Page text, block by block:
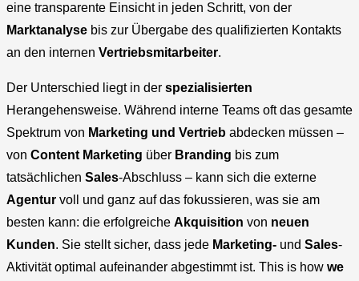
eine transparente Einsicht in jeden Schritt, von der
Marktanalyse bis zur Übergabe des qualifizierten Kontakts
an den internen Vertriebsmitarbeiter.
Der Unterschied liegt in der spezialisierten
Herangehensweise. Während interne Teams oft das gesamte
Spektrum von Marketing und Vertrieb abdecken müssen –
von Content Marketing über Branding bis zum
tatsächlichen Sales-Abschluss – kann sich die externe
Agentur voll und ganz auf das fokussieren, was sie am
besten kann: die erfolgreiche Akquisition von neuen
Kunden. Sie stellt sicher, dass jede Marketing- und Sales-
Aktivität optimal aufeinander abgestimmt ist. This is how we